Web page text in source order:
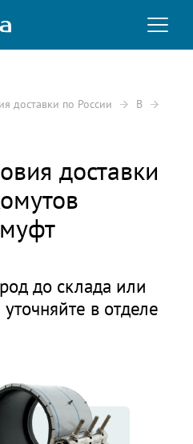
доставки по России В
доставки
до склада или
в отделе